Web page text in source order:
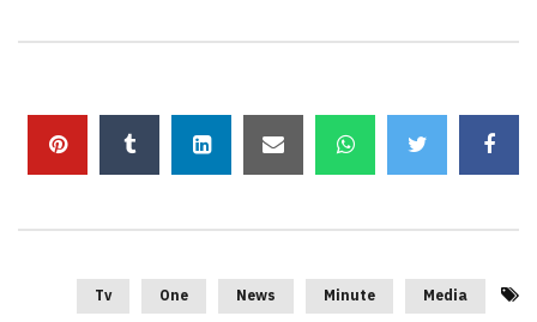
Media
Minute
News
One
Tv